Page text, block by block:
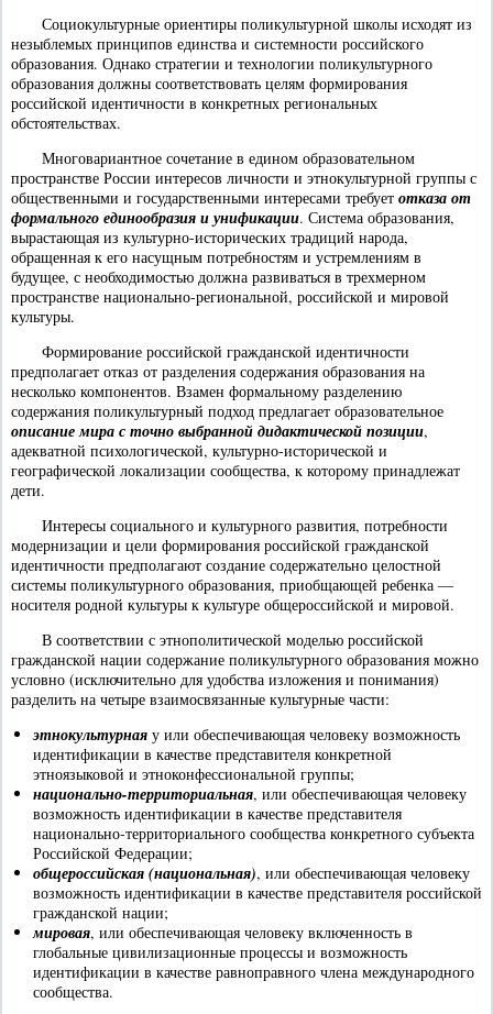
Социокультурные ориентиры поликультурной школы исходят из
незыблемых принципов единства и системности российского
образования. Однако стратегии и технологии поликультурного
образования должны соответствовать целям формирования
российской идентичности в конкретных региональных
обстоятельствах.
Многовариантное сочетание в едином образовательном
пространстве России интересов личности и этнокультурной группы с
общественными и государственными интересами требует отказа от
формального единообразия и унификации. Система образования,
вырастающая из культурно-исторических традиций народа,
обращенная к его насущным потребностям и устремлениям в
будущее, с необходимостью должна развиваться в трехмерном
пространстве национально-региональной, российской и мировой
культуры.
Формирование российской гражданской идентичности
предполагает отказ от разделения содержания образования на
несколько компонентов. Взамен формальному разделению
содержания поликультурный подход предлагает образовательное
описание мира с точно выбранной дидактической позиции,
адекватной психологической, культурно-исторической и
географической локализации сообщества, к которому принадлежат
дети.
Интересы социального и культурного развития, потребности
модернизации и цели формирования российской гражданской
идентичности предполагают создание содержательно целостной
системы поликультурного образования, приобщающей ребенка —
носителя родной культуры к культуре общероссийской и мировой.
В соответствии с этнополитической моделью российской
гражданской нации содержание поликультурного образования можно
условно (исключительно для удобства изложения и понимания)
разделить на четыре взаимосвязанные культурные части:
этнокультурная у или обеспечивающая человеку возможность
идентификации в качестве представителя конкретной
этноязыковой и этноконфессиональной группы;
национально-территориальная, или обеспечивающая человеку
возможность идентификации в качестве представителя
национально-территориального сообщества конкретного субъекта
Российской Федерации;
общероссийская (национальная), или обеспечивающая человеку
возможность идентификации в качестве представителя российской
гражданской нации;
мировая, или обеспечивающая человеку включенность в
глобальные цивилизационные процессы и возможность
идентификации в качестве равноправного члена международного
сообщества.